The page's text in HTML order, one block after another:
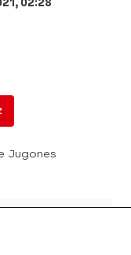
02:28
Jugones